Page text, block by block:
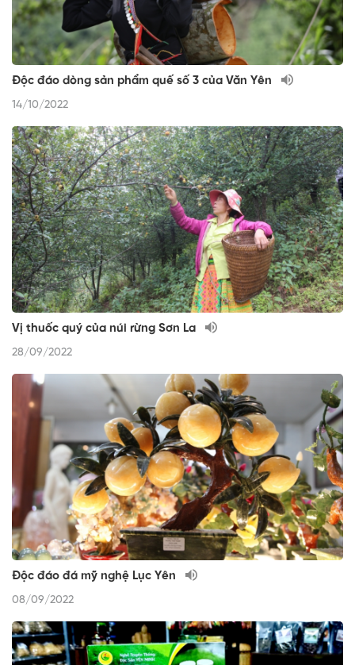
Độc đáo dòng sản phẩm quế số 3 của Văn Yên
14/10/2022
Vị thuốc quý của núi rừng Sơn La
28/09/2022
Độc đáo đá mỹ nghệ Lục Yên
08/09/2022